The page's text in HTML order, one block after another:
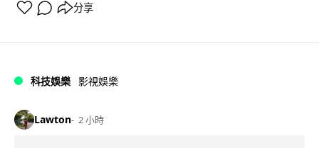
分享
科技娛樂 影視娛樂
Lawton 2 小時